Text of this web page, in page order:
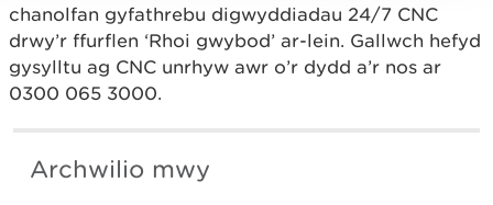
chanolfan gyfathrebu digwyddiadau 24/7 CNC
drwy’r ffurflen ‘Rhoi gwybod’ ar-lein. Gallwch hefyd
gysylltu ag CNC unrhyw awr o’r dydd a’r nos ar
0300 065 3000.
Archwilio mwy